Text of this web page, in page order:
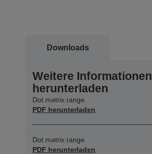
Downloads
Weitere Informationen
herunterladen
Dot matrix range
PDF herunterladen
Dot matrix range
PDF herunterladen